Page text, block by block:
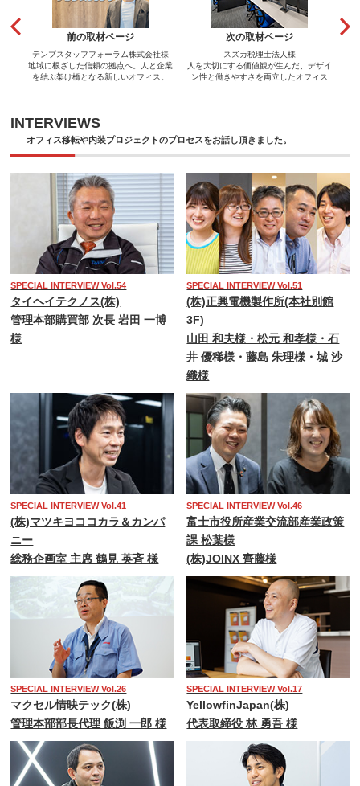
前の取材ページ
テンプスタッフフォーラム株式会社様
地域に根ざした信頼の拠点へ。人と企業
を結ぶ架け橋となる新しいオフィス。
次の取材ページ
スズカ税理士法人様
人を大切にする価値観が生んだ、デザイ
ン性と働きやすさを両立したオフィス
INTERVIEWS
オフィス移転や内装プロジェクトのプロセスをお話し頂きました。
SPECIAL INTERVIEW Vol.54
タイヘイテクノス(株)
管理本部購買部 次長 岩田 一博
様
SPECIAL INTERVIEW Vol.51
(株)正興電機製作所(本社別館
3F)
山田 和夫様・松元 和孝様・石
井 優稀様・藤島 朱理様・城 沙
織様
SPECIAL INTERVIEW Vol.41
(株)マツキヨココカラ＆カンパ
ニー
総務企画室 主席 鶴見 英斉 様
SPECIAL INTERVIEW Vol.46
富士市役所産業交流部産業政策
課 松葉様
(株)JOINX 齊藤様
SPECIAL INTERVIEW Vol.26
マクセル情映テック(株)
管理本部部長代理 飯渕 一郎 様
SPECIAL INTERVIEW Vol.17
YellowfinJapan(株)
代表取締役 林 勇吾 様